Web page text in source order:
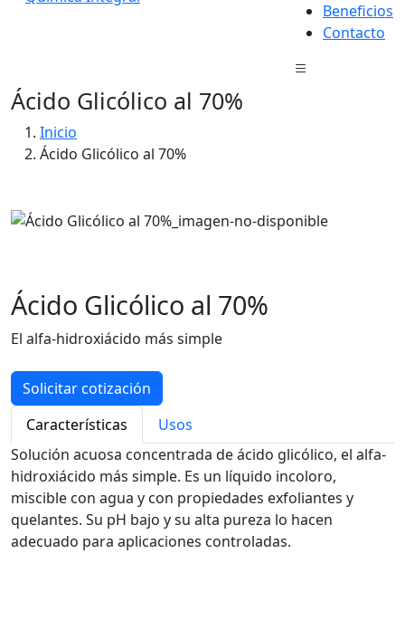
Beneficios
Contacto
Ácido Glicólico al 70%
Inicio
Ácido Glicólico al 70%
Ácido Glicólico al 70%
El alfa-hidroxiácido más simple
Solicitar cotización
Características
Usos
Solución acuosa concentrada de ácido glicólico, el alfa-
hidroxiácido más simple. Es un líquido incoloro,
miscible con agua y con propiedades exfoliantes y
quelantes. Su pH bajo y su alta pureza lo hacen
adecuado para aplicaciones controladas.